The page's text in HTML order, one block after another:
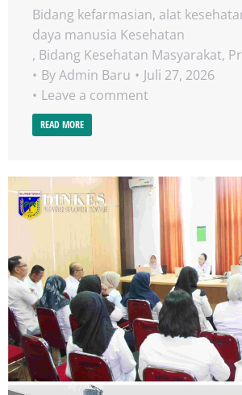
Bidang kefarmasian, alat
daya manusia Kesehatan
, Bidang Kesehatan Masyarakat,
ByAdmin Baru
Juli 27, 2026
Leave a comment
READ MORE